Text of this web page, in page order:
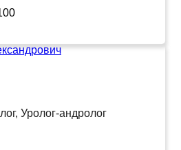
Уролог-андролог